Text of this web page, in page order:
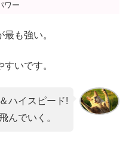
ワー
も強い。
いです。
ハイスピード!
んでいく。